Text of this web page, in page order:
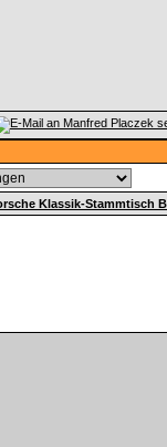
Klassik-Stammtisch